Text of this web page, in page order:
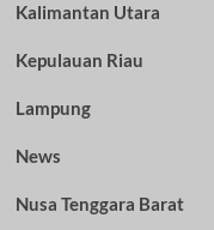
Kalimantan Utara
Kepulauan Riau
Lampung
News
Nusa Tenggara Barat